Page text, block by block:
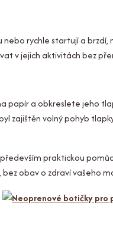
rychle startují a
v jejich aktivitách bez
papír a obkreslete jeho
zajištěn volný pohyb
praktickou
obav o zdraví vašeho